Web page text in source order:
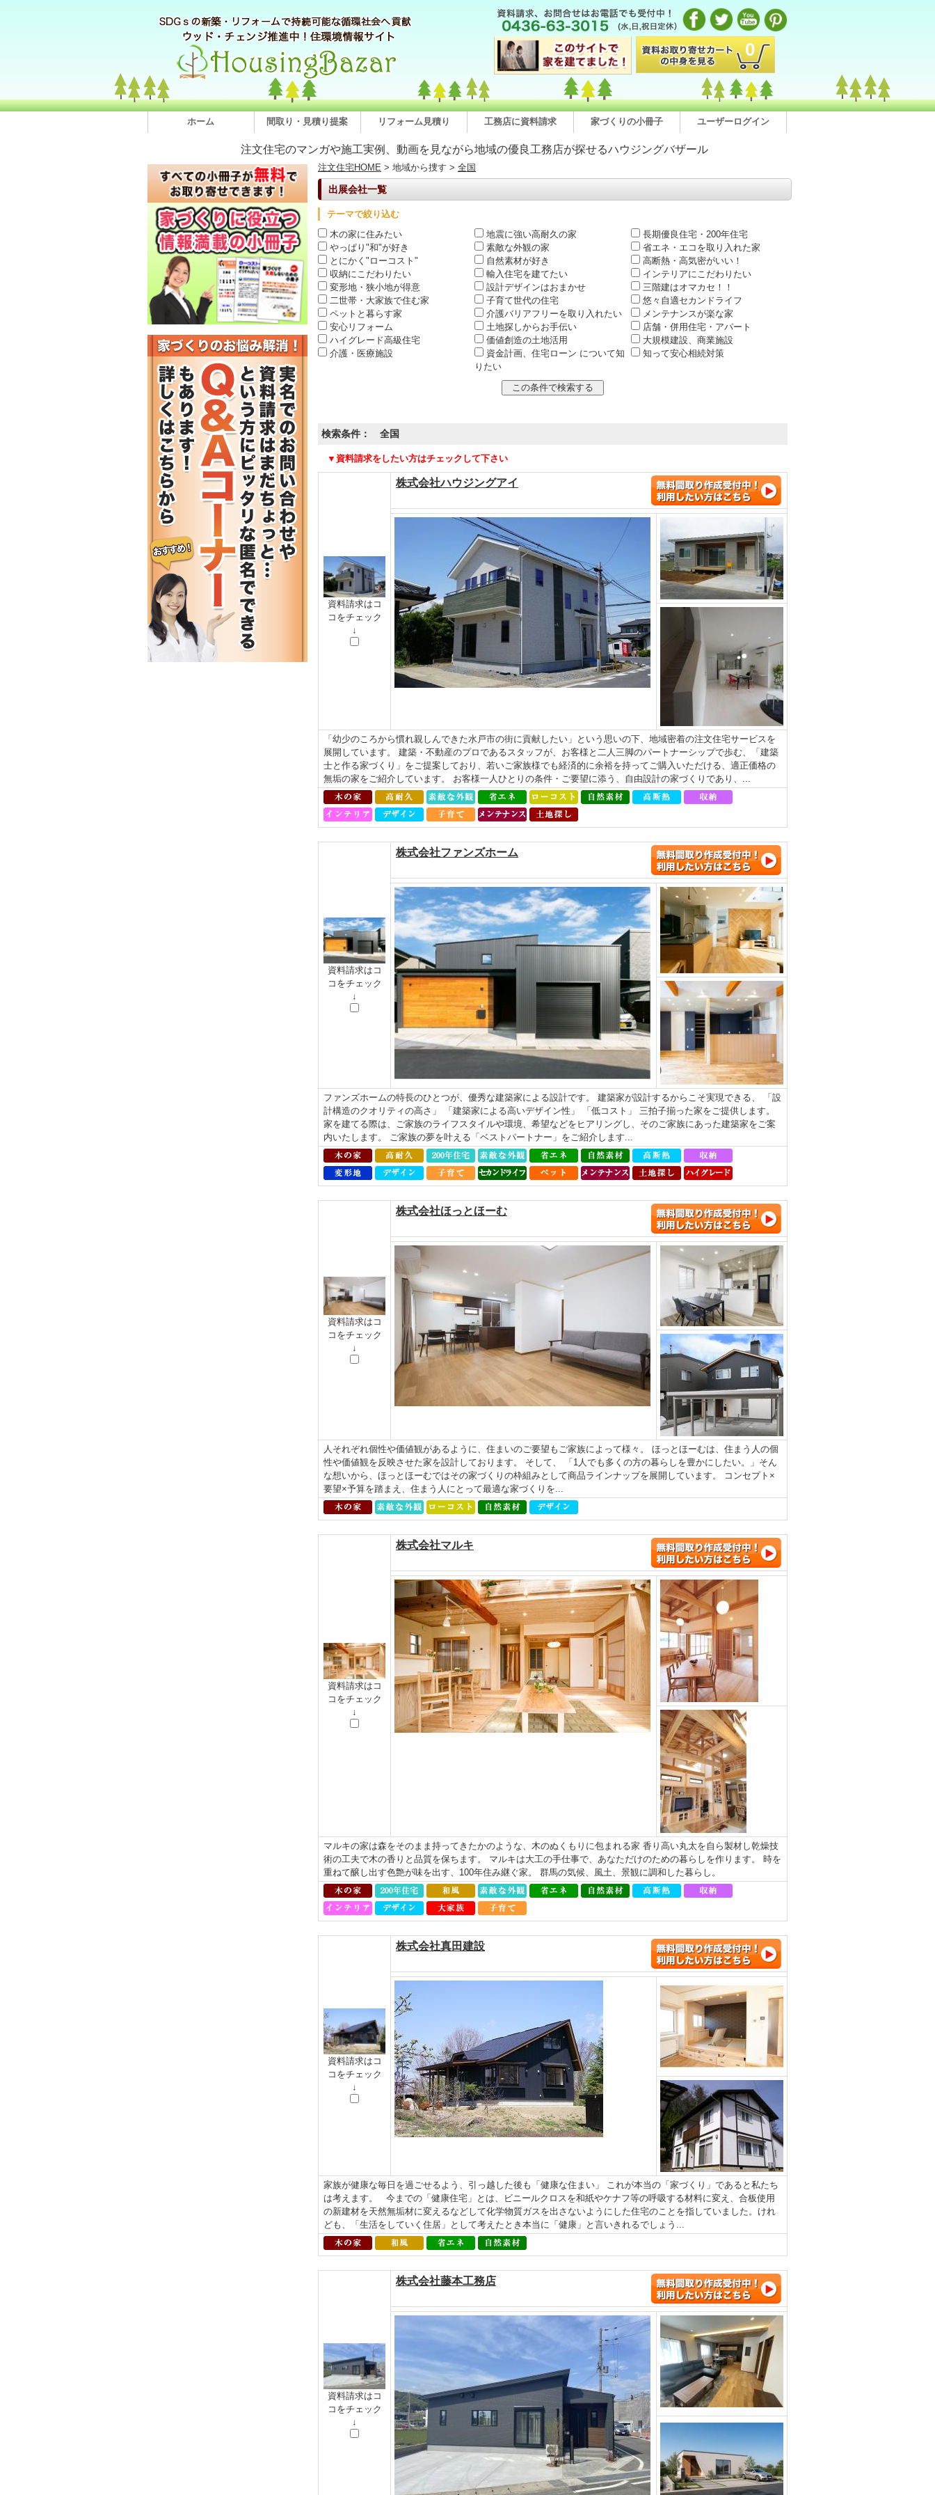
0
ホーム 間取り・見積り提案 リフォーム見積り 工務店に資料請求 家づくりの小冊子 ユーザーログイン
注文住宅のマンガや施工実例、動画を見ながら地域の優良工務店が探せるハウジングバザール
注文住宅HOME > 地域から捜す > 全国
出展会社一覧
テーマで絞り込む
木の家に住みたい
地震に強い高耐久の家
長期優良住宅・200年住宅
やっぱり"和"が好き
素敵な外観の家
省エネ・エコを取り入れた家
とにかく"ローコスト"
自然素材が好き
高断熱・高気密がいい！
収納にこだわりたい
輸入住宅を建てたい
インテリアにこだわりたい
変形地・狭小地が得意
設計デザインはおまかせ
三階建はオマカセ！！
二世帯・大家族で住む家
子育て世代の住宅
悠々自適セカンドライフ
ペットと暮らす家
介護バリアフリーを取り入れたい
メンテナンスが楽な家
安心リフォーム
土地探しからお手伝い
店舗・併用住宅・アパート
ハイグレード高級住宅
価値創造の土地活用
大規模建設、商業施設
介護・医療施設
資金計画、住宅ローン について知
りたい
知って安心相続対策
検索条件： 全国
▼資料請求をしたい方はチェックして下さい
資料請求はコ
コをチェック
↓
株式会社ハウジングアイ
「幼少のころから慣れ親しんできた水戸市の街に貢献したい」という思いの下、地域密着の注文住宅サービスを
展開しています。 建築・不動産のプロであるスタッフが、お客様と二人三脚のパートナーシップで歩む、「建築
士と作る家づくり」をご提案しており、若いご家族様でも経済的に余裕を持ってご購入いただける、適正価格の
無垢の家をご紹介しています。 お客様一人ひとりの条件・ご要望に添う、自由設計の家づくりであり、...
資料請求はコ
コをチェック
↓
株式会社ファンズホーム
ファンズホームの特長のひとつが、優秀な建築家による設計です。 建築家が設計するからこそ実現できる、 「設
計構造のクオリティの高さ」 「建築家による高いデザイン性」 「低コスト」 三拍子揃った家をご提供します。
家を建てる際は、ご家族のライフスタイルや環境、希望などをヒアリングし、そのご家族にあった建築家をご案
内いたします。 ご家族の夢を叶える「ベストパートナー」をご紹介します...
資料請求はコ
コをチェック
↓
株式会社ほっとほーむ
人それぞれ個性や価値観があるように、住まいのご要望もご家族によって様々。 ほっとほーむは、住まう人の個
性や価値観を反映させた家を設計しております。 そして、 「1人でも多くの方の暮らしを豊かにしたい。」そん
な想いから、ほっとほーむではその家づくりの枠組みとして商品ラインナップを展開しています。 コンセプト×
要望×予算を踏まえ、住まう人にとって最適な家づくりを...
資料請求はコ
コをチェック
↓
株式会社マルキ
マルキの家は森をそのまま持ってきたかのような、木のぬくもりに包まれる家 香り高い丸太を自ら製材し乾燥技
術の工夫で木の香りと品質を保ちます。 マルキは大工の手仕事で、あなただけのための暮らしを作ります。 時を
重ねて醸し出す色艶が味を出す、100年住み継ぐ家。 群馬の気候、風土、景観に調和した暮らし。
資料請求はコ
コをチェック
↓
株式会社真田建設
家族が健康な毎日を過ごせるよう、引っ越した後も「健康な住まい」 これが本当の「家づくり」であると私たち
は考えます。 今までの「健康住宅」とは、ビニールクロスを和紙やケナフ等の呼吸する材料に変え、合板使用
の新建材を天然無垢材に変えるなどして化学物質ガスを出さないようにした住宅のことを指していました。けれ
ども、「生活をしていく住居」として考えたとき本当に「健康」と言いきれるでしょう...
資料請求はコ
コをチェック
↓
株式会社藤本工務店